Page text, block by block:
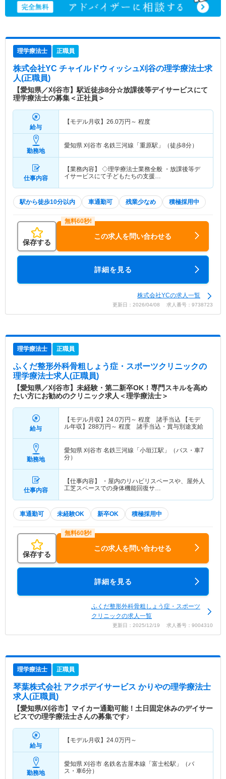
理学療法士 正職員
株式会社YC チャイルドウィッシュ刈谷の理学療法士求
人(正職員)
【愛知県／刈谷市】駅近徒歩8分☆放課後等デイサービスにて
理学療法士の募集＜正社員＞
給与
【モデル月収】 26.0万円～ 程度
勤務地
愛知県 刈谷市 名鉄三河線「重原駅」（徒歩8分）
仕事内容
【業務内容】 ◇理学療法士業務全般 ・放課後等デ
イサービスにて子どもたちの支援…
駅から徒歩10分以内 車通勤可 残業少なめ 積極採用中
保存する
この求人を問い合わせる
詳細を見る
株式会社YCの求人一覧
更新日：2026/04/08 求人番号：9738723
理学療法士 正職員
ふくだ整形外科骨粗しょう症・スポーツクリニックの
理学療法士求人(正職員)
【愛知県／刈谷市】未経験・第二新卒OK！専門スキルを高め
たい方にお勧めのクリニック求人＜理学療法士＞
給与
【モデル月収】 24.0万円～ 程度 諸手当込 【モデ
ル年収】 288万円～ 程度 諸手当込・賞与別途支給
勤務地
愛知県 刈谷市 名鉄三河線「小垣江駅」（バス・車7
分）
仕事内容
【仕事内容】 ・屋内のリハビリスペースや、屋外人
工芝スペースでの身体機能回復サ…
車通勤可 未経験OK 新卒OK 積極採用中
保存する
この求人を問い合わせる
詳細を見る
ふくだ整形外科骨粗しょう症・スポーツ
クリニックの求人一覧
更新日：2025/12/19 求人番号：9004310
理学療法士 正職員
琴葉株式会社 アクポデイサービス かりやの理学療法士
求人(正職員)
【愛知県/刈谷市】マイカー通勤可能！土日固定休みのデイサー
ビスでの理学療法士さんの募集です♪
給与
【モデル月収】 24.0万円～
勤務地
愛知県 刈谷市 名鉄名古屋本線「富士松駅」（バ
ス・車6分）